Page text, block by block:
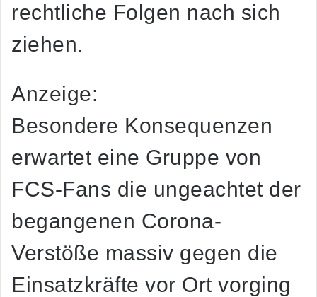
rechtliche Folgen nach sich
ziehen.
Anzeige:
Besondere Konsequenzen
erwartet eine Gruppe von
FCS-Fans die ungeachtet der
begangenen Corona-
Verstöße massiv gegen die
Einsatzkräfte vor Ort vorging